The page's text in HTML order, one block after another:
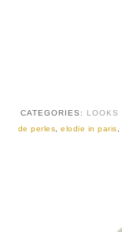
CATEGORIES: LOOKS
de perles ,elodie in paris